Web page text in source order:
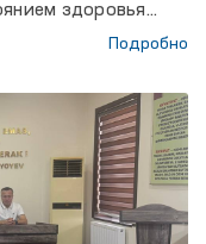
здоровья
области, а
Омбудсманом
следующее.
Подробно